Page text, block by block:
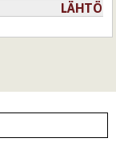
LÄHTÖ